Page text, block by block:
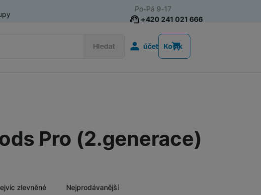
Hledat
Mobilní telefony
+420 241 021 666
Po-Pá 9-17
Uživatelská
účet Košík
Pro (2.generace)
zlevněné Nejprodávanější